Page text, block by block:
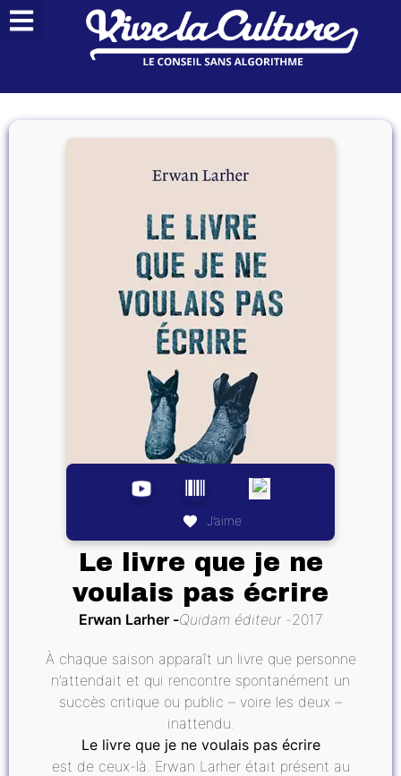
J’aime
Le livre que je ne
voulais pas écrire
Erwan Larher Quidam éditeur 2017
À chaque saison apparaît un livre que personne
n’attendait et qui rencontre spontanément un
succès critique ou public – voire les deux –
inattendu.
Le livre que je ne voulais pas écrire
est de ceux-là. Erwan Larher était présent au